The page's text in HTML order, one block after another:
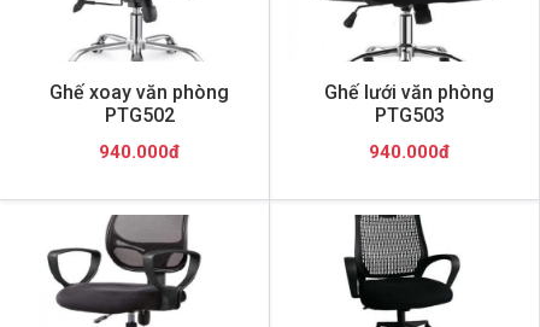
Ghế xoay văn phòng
PTG502
940.000đ
Ghế lưới văn phòng
PTG503
940.000đ